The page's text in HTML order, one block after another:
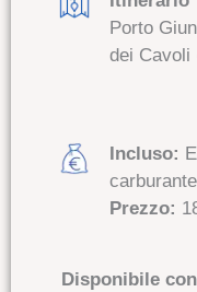
Porto
dei Cavoli
Incluso:
Prezzo:
Disponibile